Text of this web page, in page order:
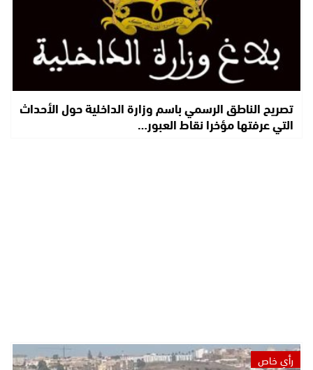
تصريح الناطق الرسمي باسم وزارة الداخلية حول الأحداث
التي عرفتها مؤخرا نقاط العبور…
رأي خاص